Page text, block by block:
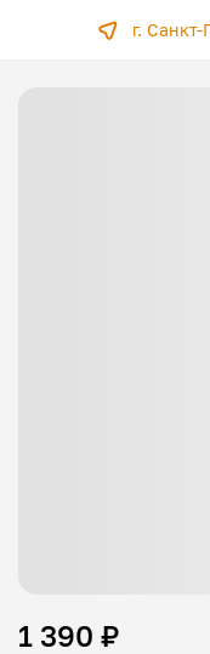
г.
1 390 ₽